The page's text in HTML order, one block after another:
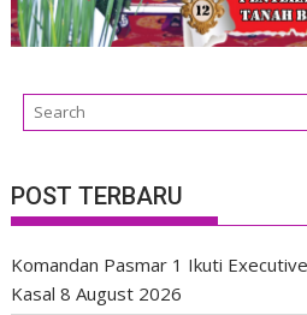
POST TERBARU
Komandan Pasmar 1 Ikuti
Kasal 8 August 2026